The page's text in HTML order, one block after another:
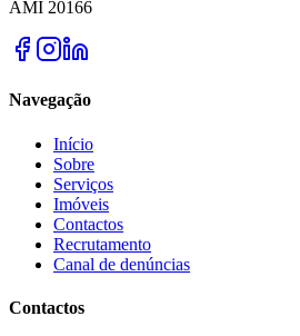
AMI 20166
Navegação
Início
Sobre
Serviços
Imóveis
Contactos
Recrutamento
Canal de denúncias
Contactos